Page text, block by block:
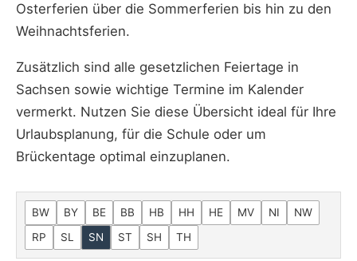
Osterferien über die Sommerferien bis hin zu den
Weihnachtsferien.
Zusätzlich sind alle gesetzlichen Feiertage in
Sachsen sowie wichtige Termine im Kalender
vermerkt. Nutzen Sie diese Übersicht ideal für Ihre
Urlaubsplanung, für die Schule oder um
Brückentage optimal einzuplanen.
BW BY BE BB HB HH HE MV NI
NW
RP
SL SN ST SH TH